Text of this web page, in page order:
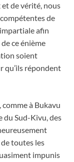
de vérité, nous
de
afin
ce énième
soient
qu’ils répondent
comme à Bukavu
du Sud-Kivu, des
toutes les
impunis